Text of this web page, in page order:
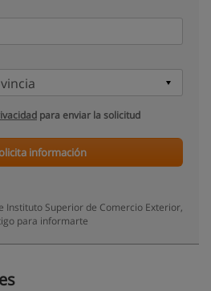
para enviar la solicitud
información
Instituto Superior de Comercio Exterior,
para informarte